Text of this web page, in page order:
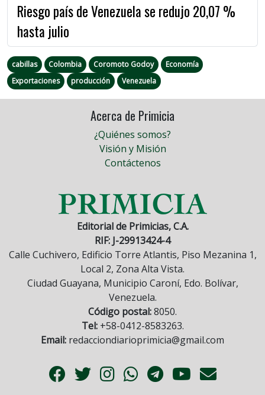
Riesgo país de Venezuela se redujo 20,07 %
hasta julio
cabillas Colombia Coromoto Godoy
Economía
Exportaciones
producción Venezuela
Acerca de Primicia
¿Quiénes somos?
Visión y Misión
Contáctenos
Editorial de Primicias, C.A.
RIF: J-29913424-4
Calle Cuchivero, Edificio Torre Atlantis, Piso Mezanina 1,
Local 2, Zona Alta Vista.
Ciudad Guayana, Municipio Caroní, Edo. Bolívar,
Venezuela.
Código postal:8050.
Tel:+58-0412-8583263.
Email: redacciondiarioprimicia@gmail.com